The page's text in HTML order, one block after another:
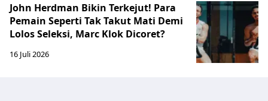
John Herdman Bikin Terkejut! Para
Pemain Seperti Tak Takut Mati Demi
Lolos Seleksi, Marc Klok Dicoret?
16 Juli 2026